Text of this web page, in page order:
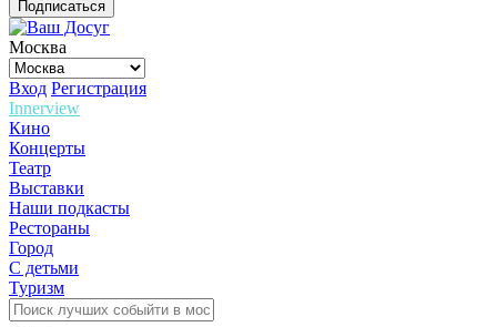
Подписаться
Москва
Вход Регистрация
Innerview
Кино
Концерты
Театр
Выставки
Наши подкасты
Рестораны
Город
С детьми
Туризм